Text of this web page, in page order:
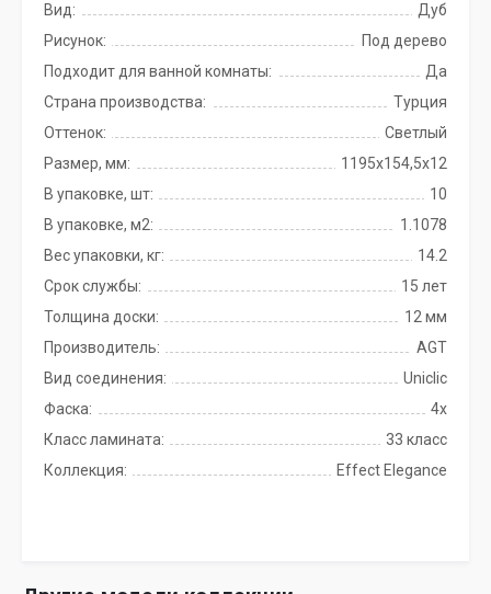
Вид:
Дуб
Рисунок:
Под дерево
Подходит для ванной комнаты:
Да
Страна производства:
Турция
Оттенок:
Светлый
Размер, мм:
1195x154,5x12
В упаковке, шт:
10
В упаковке, м2:
1.1078
Вес упаковки, кг:
14.2
Срок службы:
15 лет
Толщина доски:
12 мм
Производитель:
AGT
Вид соединения:
Uniclic
Фаска:
4x
Класс ламината:
33 класс
Коллекция:
Effect Elegance